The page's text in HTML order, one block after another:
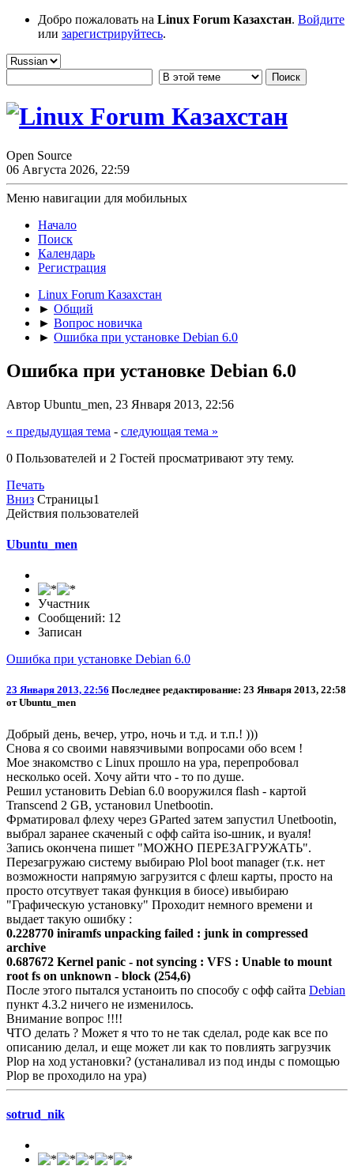
Добро пожаловать на Linux Forum Казахстан. Войдите
или зарегистрируйтесь.
Open Source
06 Августа 2026, 22:59
Меню навигации для мобильных
Начало
Поиск
Календарь
Регистрация
Linux Forum Казахстан
► Общий
► Вопрос новичка
► Ошибка при установке Debian 6.0
Ошибка при установке Debian 6.0
Автор Ubuntu_men, 23 Января 2013, 22:56
« предыдущая тема - следующая тема »
0 Пользователей и 2 Гостей просматривают эту тему.
Печать
Вниз Страницы1
Действия пользователей
Ubuntu_men
Участник
Сообщений: 12
Записан
Ошибка при установке Debian 6.0
23 Января 2013, 22:56 Последнее редактирование: 23 Января 2013, 22:58
от Ubuntu_men
Добрый день, вечер, утро, ночь и т.д. и т.п.! )))
Снова я со своими навязчивыми вопросами обо всем !
Мое знакомство с Linux прошло на ура, перепробовал
несколько осей. Хочу айти что - то по душе.
Решил установить Debian 6.0 вооружился flash - картой
Transcend 2 GB, установил Unetbootin.
Фрматировал флеху через GParted затем запустил Unetbootin,
выбрал заранее скаченый с офф сайта iso-шник, и вуаля!
Запись окончена пишет "МОЖНО ПЕРЕЗАГРУЖАТЬ".
Перезагружаю систему выбираю Plol boot manager (т.к. нет
возможности напрямую загрузится с флеш карты, просто на
просто отсутвует такая функция в биосе) ивыбираю
"Графическую установку" Проходит немного времени и
выдает такую ошибку :
0.228770 iniramfs unpacking failed : junk in compressed
archive
0.687672 Kernel panic - not syncing : VFS : Unable to mount
root fs on unknown - block (254,6)
После этого пытался устаноить по способу с офф сайта Debian
пункт 4.3.2 ничего не изменилось.
Внимание вопрос !!!!
ЧТО делать ? Может я что то не так сделал, роде как все по
описанию делал, и еще может ли как то повлиять загрузчик
Plop на ход установки? (устаналивал из под инды с помощью
Plop ве проходило на ура)
sotrud_nik